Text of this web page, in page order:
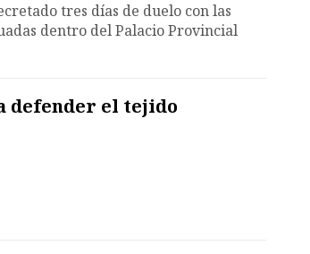
tres días de duelo con las
dentro del Palacio Provincial
defender el tejido